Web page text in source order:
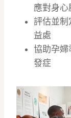
應對身心
評估並制
益處
協助孕婦
發症